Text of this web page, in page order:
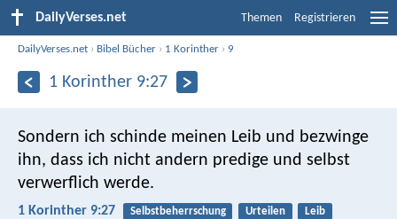
DailyVerses.net Themen Registrieren
DailyVerses.net › Bibel Bücher › 1 Korinther › 9
1 Korinther 9:27
Sondern ich schinde meinen Leib und bezwinge
ihn, dass ich nicht andern predige und selbst
verwerflich werde.
1 Korinther 9:27 Selbstbeherrschung Urteilen Leib